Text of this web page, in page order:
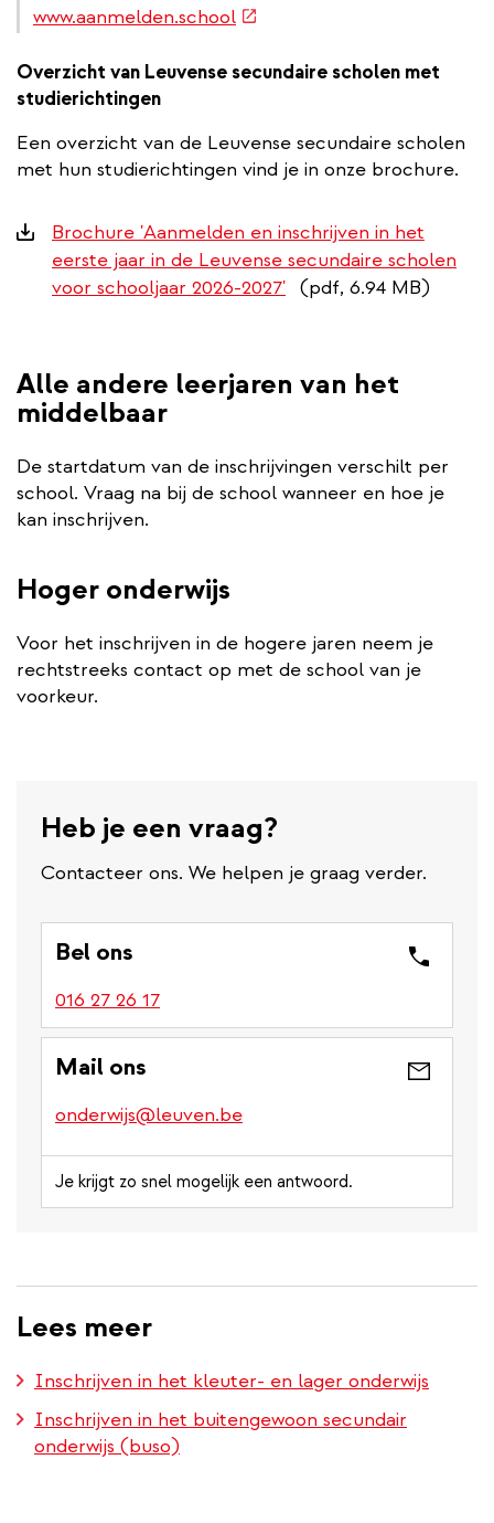
www.aanmelden.school(externe
Overzicht van Leuvense secundaire scholen met
studierichtingen
Een overzicht van de Leuvense secundaire scholen
met hun studierichtingen vind je in onze brochure.
Downloads
Brochure 'Aanmelden en inschrijven in het
eerste jaar in de Leuvense secundaire scholen
voor schooljaar 2026-2027' (pdf, 6.94 MB)
Alle andere leerjaren van het
middelbaar
De startdatum van de inschrijvingen verschilt per
school. Vraag na bij de school wanneer en hoe je
kan inschrijven.
Hoger onderwijs
Voor het inschrijven in de hogere jaren neem je
rechtstreeks contact op met de school van je
voorkeur.
Heb je een vraag?
Contacteer ons. We helpen je graag verder.
Bel ons
016 27 26 17
Mail ons
onderwijs@leuven.be
Je krijgt zo snel mogelijk een antwoord.
Lees meer
Inschrijven in het kleuter- en lager onderwijs
Inschrijven in het buitengewoon secundair
onderwijs (buso)